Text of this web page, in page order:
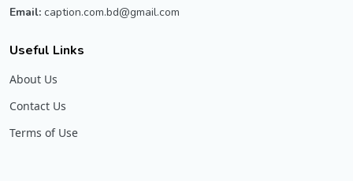
Email: caption.com.bd@gmail.com
Useful Links
About Us
Contact Us
Terms of Use